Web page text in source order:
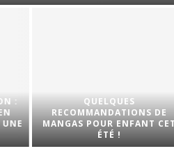
:
QUELQUES
RECOMMANDATIONS DE
MANGAS POUR ENFANT CET
ÉTÉ !